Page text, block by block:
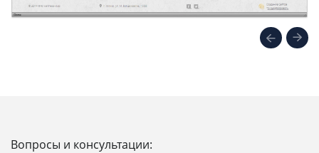
Вопросы и консультации: